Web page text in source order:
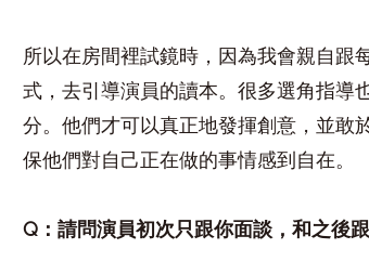
所以在房間裡試鏡時，因為我會親自跟
式，去引導演員的讀本。很多選角指導
分。他們才可以真正地發揮創意，並敢
保他們對自己正在做的事情感到自在。
Q ：請問演員初次只跟你面談，和之後